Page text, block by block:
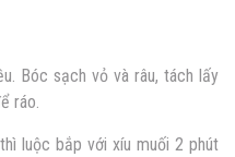
Bóc sạch vỏ và râu, tách lấy
ráo.
luộc bắp với xíu muối 2 phút